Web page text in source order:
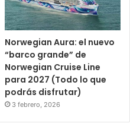
Norwegian Aura: el nuevo
“barco grande” de
Norwegian Cruise Line
para 2027 (Todo lo que
podrás disfrutar)
3 febrero, 2026